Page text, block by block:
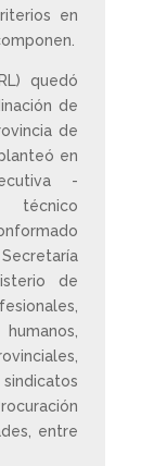
en
quedó
de
de
en
-
de
entre